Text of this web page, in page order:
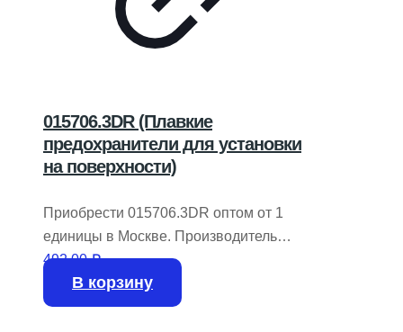
015706.3DR (Плавкие
предохранители для установки
на поверхности)
Приобрести 015706.3DR оптом от 1
единицы в Москве. Производитель
LITTELFUSE. В наличии 5142 единицы
на складе.
492,00₽
В корзину